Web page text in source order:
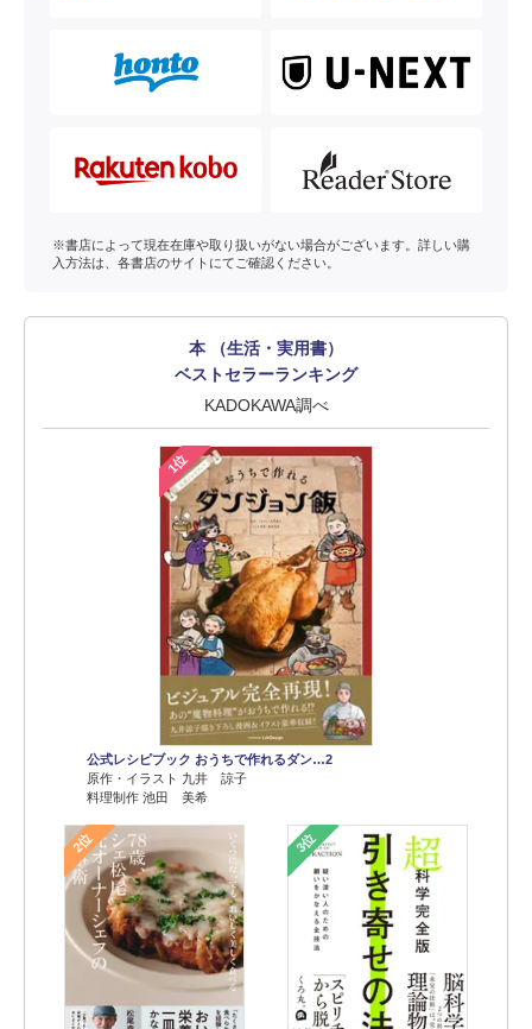
※書店によって現在在庫や取り扱いがない場合がございます。詳しい購
入方法は、各書店のサイトにてご確認ください。
本 （生活・実用書）
ベストセラーランキング
KADOKAWA調べ
1位
公式レシピブック おうちで作れるダン…2
原作・イラスト 九井 諒子
料理制作 池田 美希
2位 3位